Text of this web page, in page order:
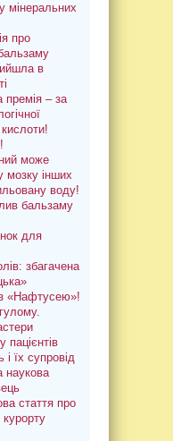
мінеральних
про
в
премія – за
кислоти!
може
мозку інших
воду!
бальзаму
для
збагачена
«Нафтусею»!
пацієнтів
і їх супровід
наукова
стаття про
курорту